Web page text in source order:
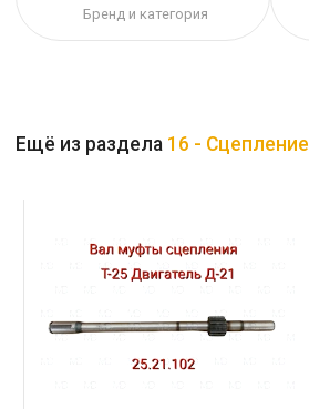
Бренд и категория
Ещё из раздела 16 - Сцепление